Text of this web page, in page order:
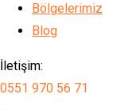
Bölgelerimiz
Blog
İletişim:
0551 970 56 71